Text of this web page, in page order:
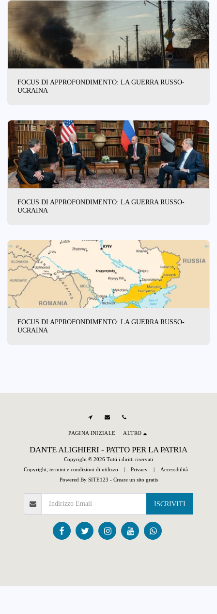
FOCUS DI APPROFONDIMENTO: LA GUERRA RUSSO-
UCRAINA
FOCUS DI APPROFONDIMENTO: LA GUERRA RUSSO-
UCRAINA
FOCUS DI APPROFONDIMENTO: LA GUERRA RUSSO-
UCRAINA
DANTE ALIGHIERI - PATTO PER LA PATRIA
Copyright © 2026 Tutti i diritti riservati
Copyright, termini e condizioni di utilizzo
Privacy| Accessibilità
Powered By SITE123 - Creare un sito gratis
PAGINA INIZIALE ALTRO
ISCRIVITI